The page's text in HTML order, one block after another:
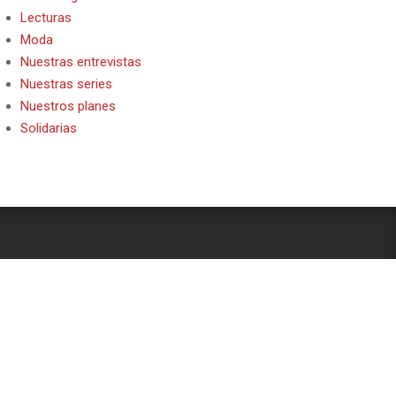
Lecturas
Moda
Nuestras entrevistas
Nuestras series
Nuestros planes
Solidarias